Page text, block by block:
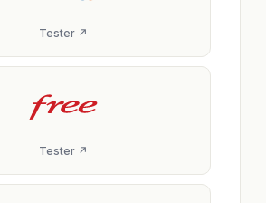
Tester ↗
Tester ↗